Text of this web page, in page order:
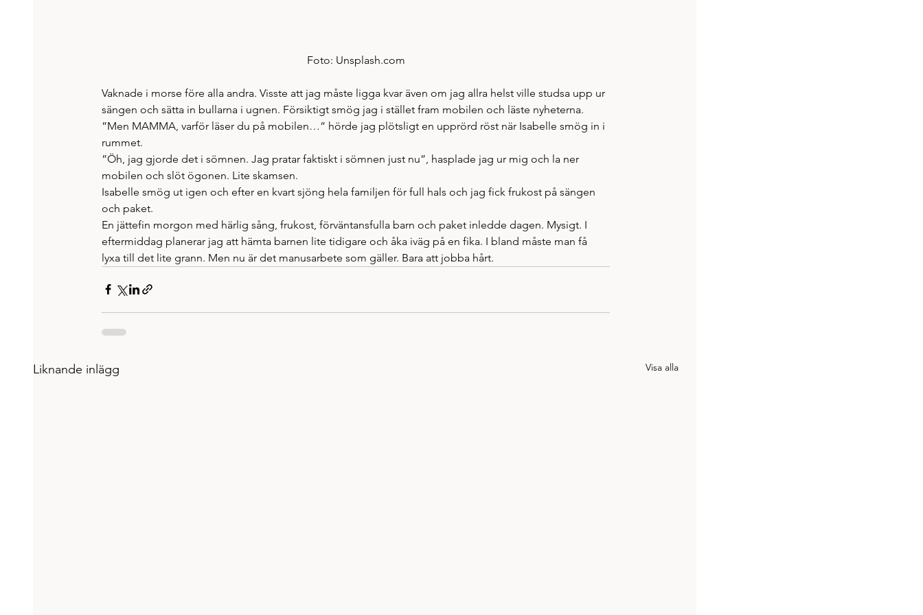
Foto: Unsplash.com
Vaknade i morse före alla andra. Visste att jag måste ligga kvar även om jag allra helst ville studsa upp ur
sängen och sätta in bullarna i ugnen. Försiktigt smög jag i stället fram mobilen och läste nyheterna.
”Men MAMMA, varför läser du på mobilen…” hörde jag plötsligt en upprörd röst när Isabelle smög in i
rummet.
”Öh, jag gjorde det i sömnen. Jag pratar faktiskt i sömnen just nu”, hasplade jag ur mig och la ner
mobilen och slöt ögonen. Lite skamsen.
Isabelle smög ut igen och efter en kvart sjöng hela familjen för full hals och jag fick frukost på sängen
och paket.
En jättefin morgon med härlig sång, frukost, förväntansfulla barn och paket inledde dagen. Mysigt. I
eftermiddag planerar jag att hämta barnen lite tidigare och åka iväg på en fika. I bland måste man få
lyxa till det lite grann. Men nu är det manusarbete som gäller. Bara att jobba hårt.
Liknande inlägg Visa alla